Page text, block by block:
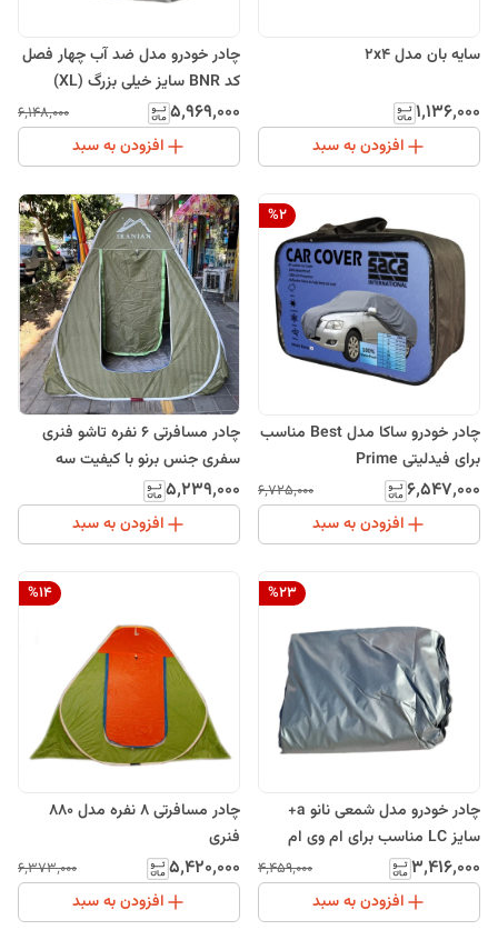
سایه بان مدل 2x4
۱٬۱۳۶٬۰۰۰
افزودن به سبد
چادر خودرو مدل ضد آب چهار فصل
کد BNR سایز خیلی بزرگ (XL)
مناسب برای دنا، دنا پلاس
۵٬۹۶۹٬۰۰۰ ۶٬۱۴۸٬۰۰۰
افزودن به سبد
%2
چادر خودرو ساکا مدل Best مناسب
برای فیدلیتی Prime
۶٬۵۴۷٬۰۰۰ ۶٬۷۲۵٬۰۰۰
افزودن به سبد
چادر مسافرتی 6 نفره تاشو فنری
سفری جنس برنو با کیفیت سه
پنجره زیپ درشت کد6
۵٬۲۳۹٬۰۰۰
افزودن به سبد
%23
چادر خودرو مدل شمعی نانو a+
سایز LC مناسب برای ام وی ام
X22، ام وی ام X33 Cross
۳٬۴۱۶٬۰۰۰ ۴٬۴۵۹٬۰۰۰
افزودن به سبد
%14
چادر مسافرتی 8 نفره مدل 880
فنری
۵٬۴۲۰٬۰۰۰ ۶٬۳۷۳٬۰۰۰
افزودن به سبد